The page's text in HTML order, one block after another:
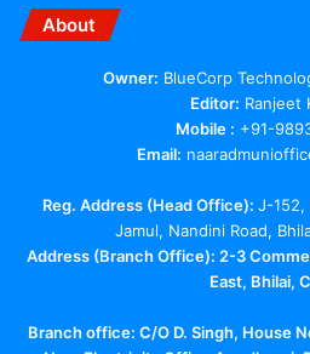
About
Owner: BlueCorp
Editor: Ranjeet
Mobile : +91-
Email:
Reg. Address (Head Office): J-152,
Jamul, Nandini Road,
Address (Branch Office): 2-3
East, Bhilai,
Branch office: C/O D. Singh, House